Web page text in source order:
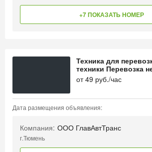
+7 ПОКАЗАТЬ НОМЕР
Техника для
техники Перевозка
от49 руб./час
Дата размещения объявления:
Компания: ООО ГлавАвтТранс
г.Тюмень